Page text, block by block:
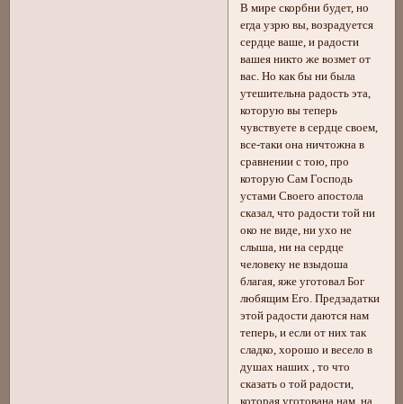
В мире скорбни будет, но
егда узрю вы, возрадуется
сердце ваше, и радости
вашея никто же возмет от
вас. Но как бы ни была
утешительна радость эта,
которую вы теперь
чувствуете в сердце своем,
все-таки она ничтожна в
сравнении с тою, про
которую Сам Господь
устами Своего апостола
сказал, что радости той ни
око не виде, ни ухо не
слыша, ни на сердце
человеку не взыдоша
благая, яже уготовал Бог
любящим Его. Предзадатки
этой радости даются нам
теперь, и если от них так
сладко, хорошо и весело в
душах наших , то что
сказать о той радости,
которая уготована нам, на